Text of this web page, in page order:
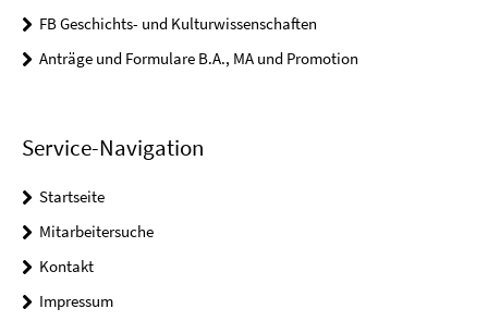
FB Geschichts- und Kulturwissenschaften
Anträge und Formulare B.A., MA und Promotion
Service-Navigation
Startseite
Mitarbeitersuche
Kontakt
Impressum